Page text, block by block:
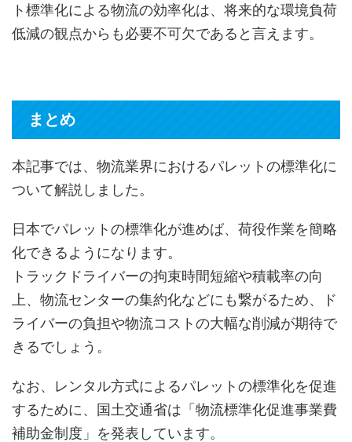
ト標準化による物流の効率化は、将来的な環境負荷
低減の観点からも必要不可欠であると言えます。
まとめ
本記事では、物流業界におけるパレットの標準化に
ついて解説しました。
日本でパレットの標準化が進めば、荷役作業を簡略
化できるようになります。
トラックドライバーの拘束時間短縮や積載率の向
上、物流センターの集約化などにも繋がるため、ド
ライバーの負担や物流コストの大幅な削減が期待で
きるでしょう。
なお、レンタル方式によるパレットの標準化を促進
するために、国土交通省は「物流標準化促進事業費
補助金制度」を発表しています。